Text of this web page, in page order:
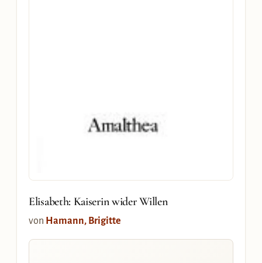
Elisabeth: Kaiserin wider Willen
von Hamann, Brigitte